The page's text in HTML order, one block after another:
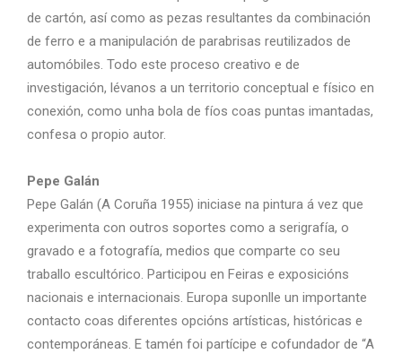
de cartón, así como as pezas resultantes da combinación
de ferro e a manipulación de parabrisas reutilizados de
automóbiles. Todo este proceso creativo e de
investigación, lévanos a un territorio conceptual e físico en
conexión, como unha bola de fíos coas puntas imantadas,
confesa o propio autor.
Pepe Galán
Pepe Galán (A Coruña 1955) iniciase na pintura á vez que
experimenta con outros soportes como a serigrafía, o
gravado e a fotografía, medios que comparte co seu
traballo escultórico. Participou en Feiras e exposicións
nacionais e internacionais. Europa suponlle un importante
contacto coas diferentes opcións artísticas, históricas e
contemporáneas. E tamén foi partícipe e cofundador de “A